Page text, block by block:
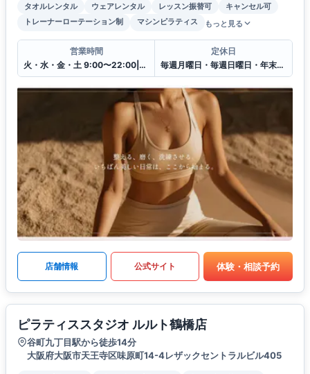
タオルレンタル ウェアレンタル レッスン振替可
キャンセル可
トレーナーローテーション制
マシンピラティス もっと見る
営業時間
火・水・金・土 9:00〜22:00|木曜日のみ12:00〜22:00
定休日
毎週月曜日・毎週日曜日・年末年始
店舗情報 公式サイト 体験・相談予約
ピラティススタジオ ルルト鶴橋店
谷町九丁目駅から徒歩14分
大阪府大阪市天王寺区味原町14-4レザックセントラルビル405